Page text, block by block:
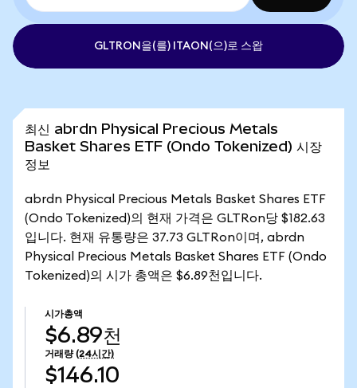
GLTRON을(를) ITAON(으)로 스왑
최신 abrdn Physical Precious Metals
Basket Shares ETF (Ondo Tokenized) 시장
정보
abrdn Physical Precious Metals Basket Shares ETF
(Ondo Tokenized)의 현재 가격은 GLTRon당 $182.63
입니다. 현재 유통량은 37.73 GLTRon이며, abrdn
Physical Precious Metals Basket Shares ETF (Ondo
Tokenized)의 시가 총액은 $6.89천입니다.
시가총액
$6.89천
거래량 (24시간)
$146.10